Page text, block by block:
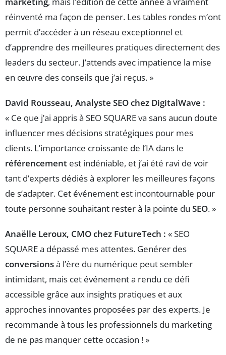
réinventé ma façon de penser. Les tables rondes m’ont
permit d’accéder à un réseau exceptionnel et
d’apprendre des meilleures pratiques directement des
leaders du secteur. J’attends avec impatience la mise
en œuvre des conseils que j’ai reçus. »
David Rousseau, Analyste SEO chez DigitalWave :
« Ce que j’ai appris à SEO SQUARE va sans aucun doute
influencer mes décisions stratégiques pour mes
clients. L’importance croissante de l’IA dans le
référencement est indéniable, et j’ai été ravi de voir
tant d’experts dédiés à explorer les meilleures façons
de s’adapter. Cet événement est incontournable pour
toute personne souhaitant rester à la pointe du SEO. »
Anaëlle Leroux, CMO chez FutureTech : « SEO
SQUARE a dépassé mes attentes. Genérer des
conversionsà l’ère du numérique peut sembler
intimidant, mais cet événement a rendu ce défi
accessible grâce aux insights pratiques et aux
approches innovantes proposées par des experts. Je
recommande à tous les professionnels du marketing
de ne pas manquer cette occasion ! »